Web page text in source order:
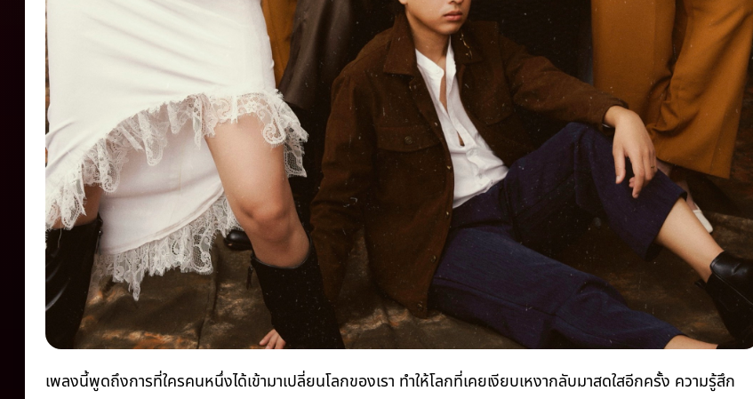
เพลงนี้พูดถึงการที่ใครคนหนึ่งได้เข้ามาเปลี่ยนโลกของเรา ทำให้โลกที่เคยเงียบเหงากลับมาสดใสอีกครั้ง ความรู้สึก